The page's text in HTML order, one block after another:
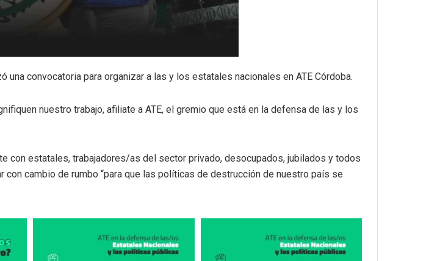
una convocatoria para organizar a las y los estatales nacionales en ATE Córdoba.
nuestro trabajo, afiliate a ATE, el gremio que está en la defensa de las y los
con estatales, trabajadores/as del sector privado, desocupados, jubilados y todos
cambio de rumbo “para que las políticas de destrucción de nuestro país se